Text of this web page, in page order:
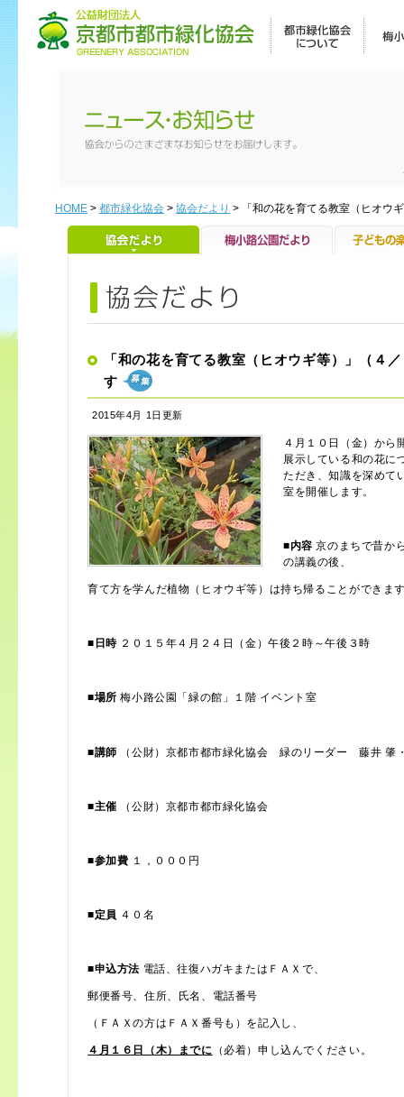
HOME > 都市緑化協会 > 協会だより > 「和の花を育てる教室（ヒオウ
「和の花を育てる教室（ヒオウギ等）」（４
す
2015年4月 1日更新
４月１０日（金）から
展示している和の花に
ただき、知識を深めて
室を開催します。
■内容 京のまちで昔か
の講義の後、
育て方を学んだ植物（ヒオウギ等）は持ち帰ることができま
■日時 ２０１５年４月２４日（金）午後２時～午後３時
■場所 梅小路公園「緑の館」１階 イベント室
■講師 （公財）京都市都市緑化協会 緑のリーダー 藤井 肇
■主催 （公財）京都市都市緑化協会
■参加費 １，０００円
■定員 ４０名
■申込方法 電話、往復ハガキまたはＦＡＸで、
郵便番号、住所、氏名、電話番号
（ＦＡＸの方はＦＡＸ番号も）を記入し、
４月１６日（木）までに （必着）申し込んでください。